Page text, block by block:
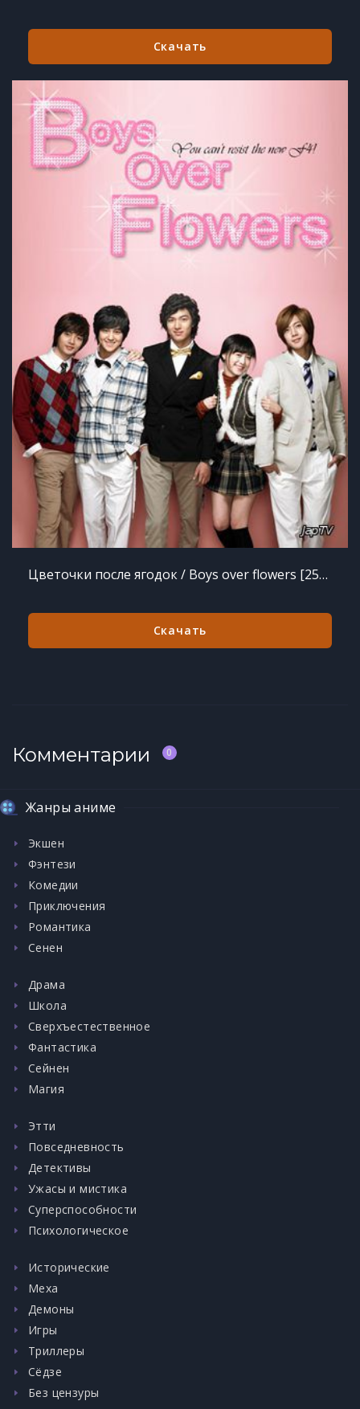
Скачать
Цветочки после ягодок / Boys over flowers [25/25] (2009) TVRip
Скачать
Комментарии 0
Жанры аниме
Экшен
Фэнтези
Комедии
Приключения
Романтика
Сенен
Драма
Школа
Сверхъестественное
Фантастика
Сейнен
Магия
Этти
Повседневность
Детективы
Ужасы и мистика
Суперспособности
Психологическое
Исторические
Меха
Демоны
Игры
Триллеры
Сёдзе
Без цензуры